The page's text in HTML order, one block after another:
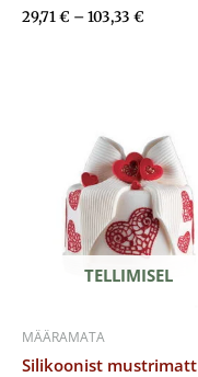
29,71€ –103,33 €
TELLIMISEL
MÄÄRAMATA
Silikoonist mustrimatt